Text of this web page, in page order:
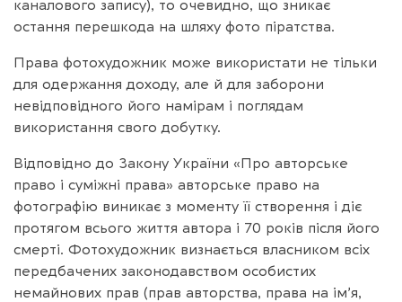
каналового запису), то очевидно, що зникає
остання перешкода на шляху фото піратства.
Права фотохудожник може використати не тільки
для одержання доходу, але й для заборони
невідповідного його намірам і поглядам
використання свого добутку.
Відповідно до Закону України «Про авторське
право і суміжні права» авторське право на
фотографію виникає з моменту її створення і діє
протягом всього життя автора і 70 років після його
смерті. Фотохудожник визнається власником всіх
передбачених законодавством особистих
немайнових прав (прав авторства, права на ім’я,